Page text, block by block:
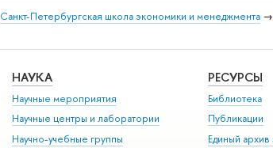
Санкт-Петербургская школа экономики и менеджмента→
НАУКА
Научные мероприятия
Научные центры и лаборатории
Научно-учебные группы
РЕСУРСЫ
Библиотека
Публикации
Единый